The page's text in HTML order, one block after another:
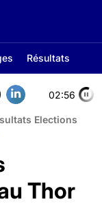
Résultats
02:56
Elections
Thor